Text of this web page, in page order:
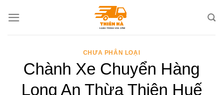
CHƯA PHÂN LOẠI
Chành Xe Chuyển Hàng
Long An Thừa Thiên Huế